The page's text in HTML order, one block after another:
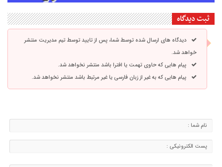
ثبت دیدگاه
دیدگاه های ارسال شده توسط شما، پس از تایید توسط تیم مدیریت منتشر
خواهد شد.
پیام هایی که حاوی تهمت یا افترا باشد منتشر نخواهد شد.
پیام هایی که به غیر از زبان فارسی یا غیر مرتبط باشد منتشر نخواهد شد.